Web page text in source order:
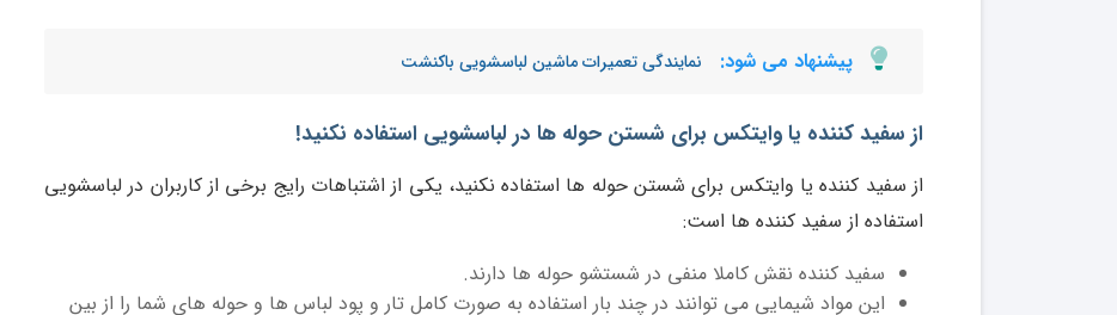
پیشنهاد می شود: نمایندگی تعمیرات ماشین لباسشویی باکنشت
از سفید کننده یا وایتکس برای شستن حوله ها در لباسشویی استفاده نکنید!
از سفید کننده یا وایتکس برای شستن حوله ها استفاده نکنید، یکی از اشتباهات رایج برخی از کاربران در لباسشویی
استفاده از سفید کننده ها است:
سفید کننده نقش کاملا منفی در شستشو حوله ها دارند.
این مواد شیمایی می توانند در چند بار استفاده به صورت کامل تار و پود لباس ها و حوله های شما را از بین